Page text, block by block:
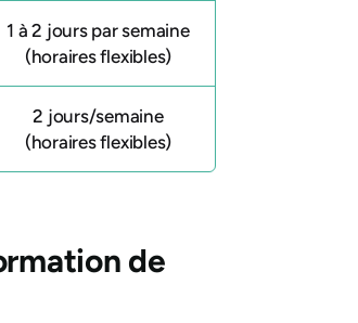
1 à 2 jours par semaine
(horaires flexibles)
2 jours/semaine
(horaires flexibles)
de